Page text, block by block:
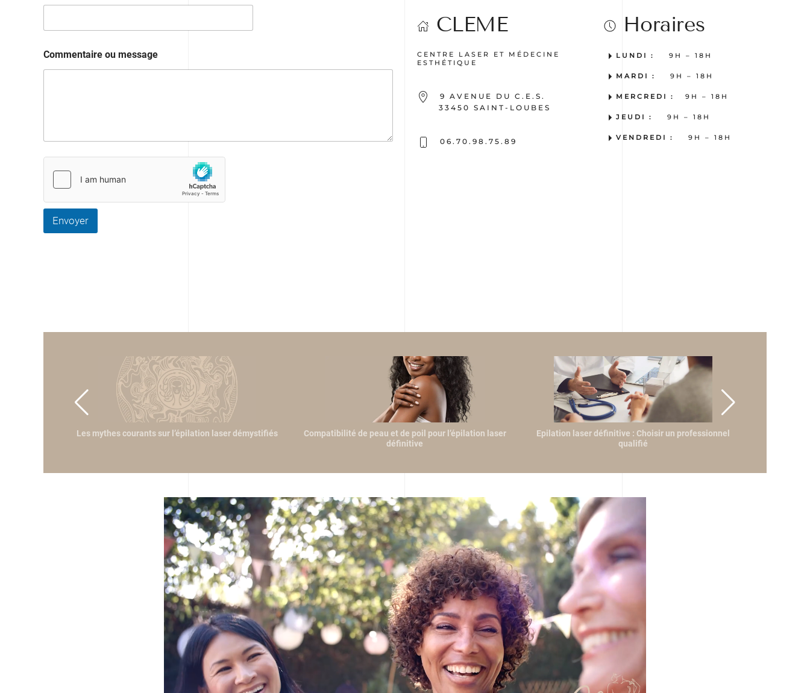
Commentaire ou message
Envoyer
CLEME
CENTRE LASER ET MÉDECINE
ESTHÉTIQUE
9 AVENUE DU C.E.S.
33450 SAINT-LOUBES
06.70.98.75.89
Horaires
LUNDI : 9H – 18H
MARDI : 9H – 18H
MERCREDI : 9H – 18H
JEUDI : 9H – 18H
VENDREDI : 9H – 18H
Les mythes courants sur l’épilation laser démystifiés
Compatibilité de peau et de poil pour l’épilation laser
définitive
Epilation laser définitive : Choisir un professionnel
qualifié